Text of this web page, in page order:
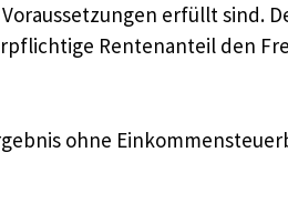
erfüllt sind.
Rentenanteil den
ohne